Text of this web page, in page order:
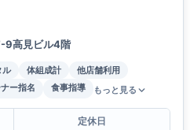
9高見ビル4階
ル 体組成計
他店舗利用
ナー指名 食事指導 もっと見る
定休日